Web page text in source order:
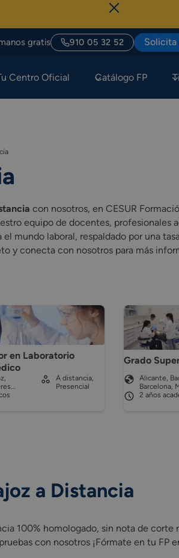
gratis 910 05 32 52
Centro Oficial Catálogo FP
con nosotros, en CESUR
equipo de docentes, profesionales
mundo laboral, respaldado por una
y conecta con nosotros para más
en Laboratorio
A distancia,
Presencial
Grado
Alicante,
Barcelona,
2 años
a Distancia
100% homologado, sin nota de
con nosotros ¡Fórmate en tu FP